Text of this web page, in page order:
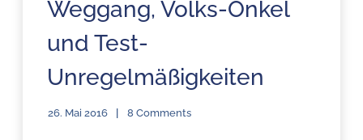
Weggang, Volks-Onkel
und Test-
Unregelmäßigkeiten
26. Mai 2016 8 Comments